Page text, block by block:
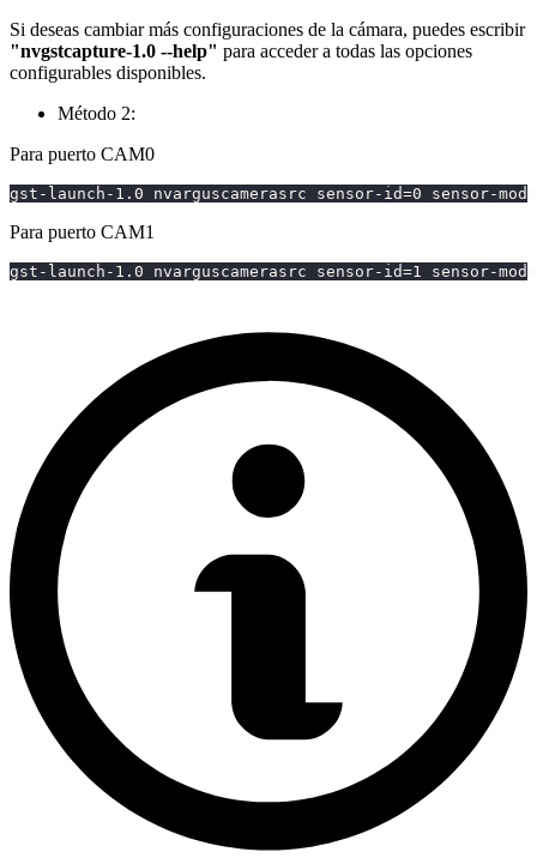
Si deseas cambiar más configuraciones de la cámara, puedes escribir
"nvgstcapture-1.0 --help" para acceder a todas las opciones
configurables disponibles.
Método 2:
Para puerto CAM0
gst-launch-1.0 nvarguscamerasrc sensor-id=0 sensor-mode
Para puerto CAM1
gst-launch-1.0 nvarguscamerasrc sensor-id=1 sensor-mode